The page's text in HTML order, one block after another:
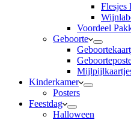
Flesjes
Voordeel
Geboorte
Kinderkamer
Posters
Feestdag
Halloween